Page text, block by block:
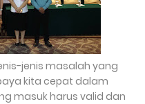
jenis masalah yang
kita cepat dalam
masuk harus valid dan